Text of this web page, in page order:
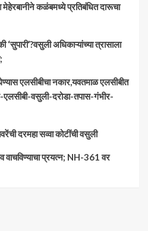
मेहेरबानीने कळंबमध्ये प्रतिबंधित दारूचा
अधिकाऱ्यांच्या त्रासाला
एलसीबीचा नकार,यवतमाळ एलसीबीत
वसुली-दरोडा-तपास-गंभीर-
दरमहा सव्वा कोटींची वसुली
वाचविण्याचा प्रयत्न; NH-361 वर